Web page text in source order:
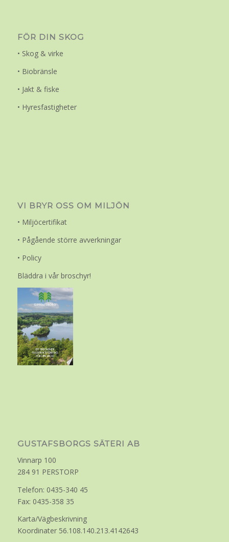
FÖR DIN SKOG
• Skog & virke
• Biobränsle
• Jakt & fiske
• Hyresfastigheter
VI BRYR OSS OM MILJÖN
• Miljöcertifikat
• Pågående större avverkningar
• Policy
Bläddra i vår broschyr!
GUSTAFSBORGS SÄTERI AB
Vinnarp 100
284 91 PERSTORP
Telefon: 0435-340 45
Fax: 0435-358 35
Karta/Vägbeskrivning
Koordinater 56.108.140.213.4142643